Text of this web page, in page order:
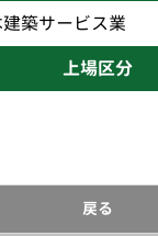
築サービス業
上場区分
戻る